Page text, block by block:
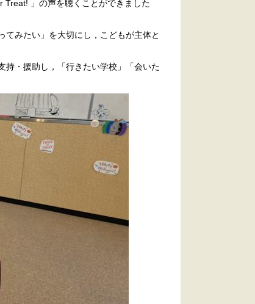
」の声を聴くことができました
みたい」を大切にし，こどもが主体と
・援助し，「行きたい学校」「会いた